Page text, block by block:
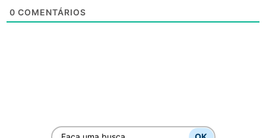
0 COMENTÁRIOS